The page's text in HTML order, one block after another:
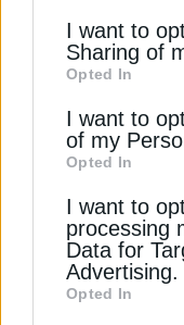
information by
of downstream
information
third parties
Downstream
disclose it to
I want to
Sharing of
Opted In
I want to
of my
Opted In
I want to
processing
Data for
Advertising.
Opted In
ΗΛΕΚΤΡΙΣΜΟΣ
Γαλλία:
ηλεκτρική
29 Δεκεμβρίου 2025